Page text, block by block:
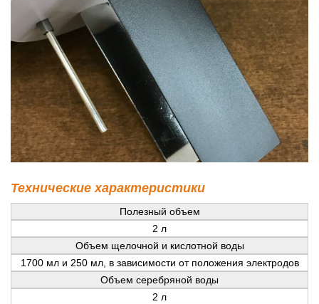
Технические характеристики
Полезный объем
2 л
Объем щелочной и кислотной воды
1700 мл и 250 мл, в зависимости от положения электродов
Объем серебряной воды
2 л